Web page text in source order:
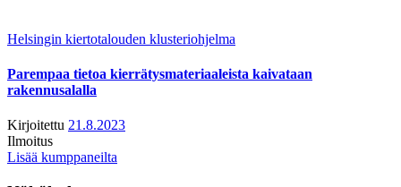
Helsingin kiertotalouden klusteriohjelma
Parempaa tietoa kierrätysmateriaaleista kaivataan
rakennusalalla
Kirjoitettu 21.8.2023
Ilmoitus
Lisää kumppaneilta